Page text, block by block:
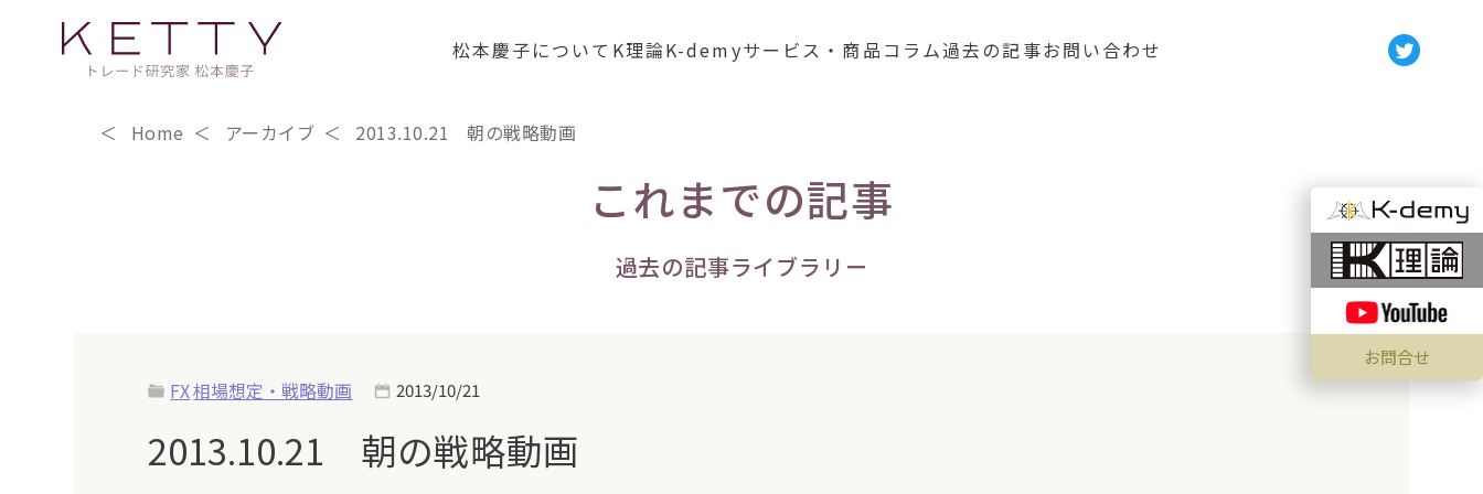
松本慶子について K理論K-demyサービス・商品 コラム過去の記事お問い合わせ
Home アーカイブ 2013.10.21 朝の戦略動画
これまでの記事
過去の記事ライブラリー
FX相場想定・戦略動画 2013/10/21
2013.10.21 朝の戦略動画
お問合せ